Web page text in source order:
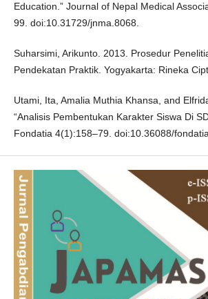
Education.” Journal of Nepal Medical
99. doi:10.31729/jnma.8068.
Suharsimi, Arikunto. 2013. Prosedur
Pendekatan Praktik. Yogyakarta: Rineka
Utami, Ita, Amalia Muthia Khansa, and
“Analisis Pembentukan Karakter Siswa Di
Fondatia 4(1):158–79. doi:10.36088/